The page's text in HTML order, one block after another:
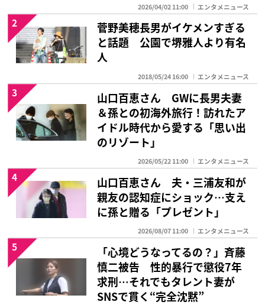
2026/04/02 11:00 エンタメニュース
菅野美穂長男がイケメンすぎる
と話題 公園で堺雅人より有名
人
2018/05/24 16:00 エンタメニュース
2
山口百恵さん GWに長男夫妻
＆孫との初海外旅行！訪れたア
イドル時代から愛する「思い出
のリゾート」
2026/05/22 11:00 エンタメニュース
3
山口百恵さん 夫・三浦友和が
親友の認知症にショック…支え
に孫と贈る「プレゼント」
2026/08/07 11:00 エンタメニュース
4
「心境どうなってるの？」斉藤
慎二被告 性的暴行で懲役7年
求刑…それでもタレント妻が
SNSで貫く“完全沈黙”
5